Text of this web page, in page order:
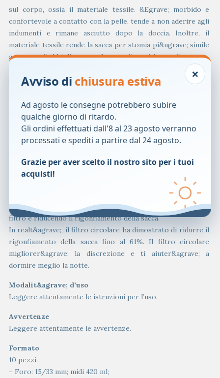
sul corpo, ossia il materiale tessile. &Egrave; morbido e
confortevole a contatto con la pelle, tende a non aderire agli
indumenti e rimane asciutto dopo la doccia. Inoltre, il
materiale tessile rende la sacca per stomia pi&ugrave; simile
a un capo di abbigliamento che a un dispositivo medico;
– il colore di SenSura Mio Convex &egrave; stato scelto tra
centinaia di colori per trovare esattamente la
indumenti di qualsiasi colore,&ndash; incluso il bianco;
– non tenta di imitare il corpo. Si tratta di un prodotto
naturale, un accessorio personale che ottimizza la
discrezione in modo da potersi sentire sempre sicuri.
La funzione del pre-filtro &egrave; di proteggere la
membrana in carbone attivo, trattandosi di due parti molto
sensibili al contatto con le feci. In questo modo, il filtro
circolare si intasa con minore frequenza, consentendo
all&rsquo;aria di defluire pi&ugrave; a lungo attraverso il
filtro e riducendo il rigonfiamento della sacca.
In realt&agrave;, il filtro circolare ha dimostrato di ridurre il
rigonfiamento della sacca fino al 61%. Il filtro circolare
migliorer&agrave; la discrezione e ti aiuter&agrave; a
dormire meglio la notte.
Modalit&agrave; d’uso
Leggere attentamente le istruzioni per l’uso.
Avvertenze
Leggere attentamente le avvertenze.
Formato
10 pezzi.
– Foro: 15/33 mm; midi 420 ml;
×
Avviso di chiusura estiva
Ad agosto le consegne potrebbero subire
qualche giorno di ritardo.
Gli ordini effettuati dall'8 al 23 agosto verranno
processati e spediti a partire dal 24 agosto.
Grazie per aver scelto il nostro sito per i tuoi
acquisti!